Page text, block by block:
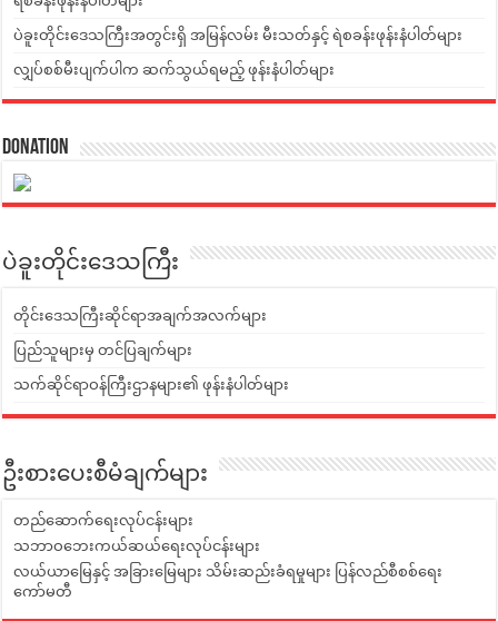
ပဲခူးတိုင်းဒေသကြီးအတွင်းရှိ အမြန်လမ်း မီးသတ်နှင့် ရဲစခန်းဖုန်းနံပါတ်များ
လျှပ်စစ်မီးပျက်ပါက ဆက်သွယ်ရမည့် ဖုန်းနံပါတ်များ
Donation
ပဲခူးတိုင်းဒေသကြီး
တိုင်းဒေသကြီးဆိုင်ရာအချက်အလက်များ
ပြည်သူများမှ တင်ပြချက်များ
သက်ဆိုင်ရာဝန်ကြီးဌာနများ၏ ဖုန်းနံပါတ်များ
ဦးစားပေးစီမံချက်များ
တည်ဆောက်ရေးလုပ်ငန်းများ
သဘာဝဘေးကယ်ဆယ်ရေးလုပ်ငန်းများ
လယ်ယာမြေနှင့် အခြားမြေများ သိမ်းဆည်းခံရမှုများ ပြန်လည်စီစစ်ရေး
ကော်မတီ